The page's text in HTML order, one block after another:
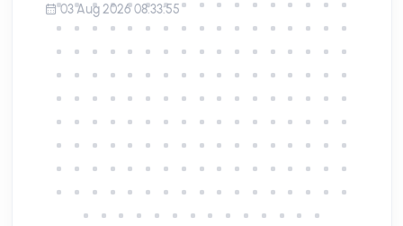
03 Aug 2026 08:33:55